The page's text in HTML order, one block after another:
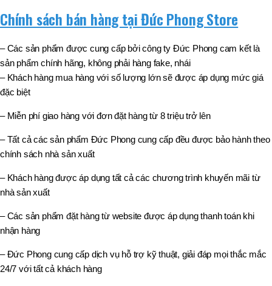
Chính sách bán hàng tại Đức Phong Store
– Các sản phẩm được cung cấp bởi công ty Đức Phong cam kết là
sản phẩm chính hãng, không phải hàng fake, nhái
– Khách hàng mua hàng với số lượng lớn sẽ được áp dụng mức giá
đặc biệt
– Miễn phí giao hàng với đơn đặt hàng từ 8 triệu trở lên
– Tất cả các sản phẩm Đức Phong cung cấp đều được bảo hành theo
chính sách nhà sản xuất
– Khách hàng được áp dụng tất cả các chương trình khuyến mãi từ
nhà sản xuất
– Các sản phẩm đặt hàng từ website được áp dụng thanh toán khi
nhận hàng
– Đức Phong cung cấp dịch vụ hỗ trợ kỹ thuật, giải đáp mọi thắc mắc
24/7 với tất cả khách hàng